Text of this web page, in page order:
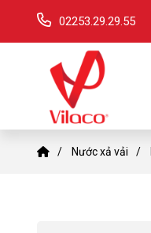
02253.29.29.55
Nước xả vải